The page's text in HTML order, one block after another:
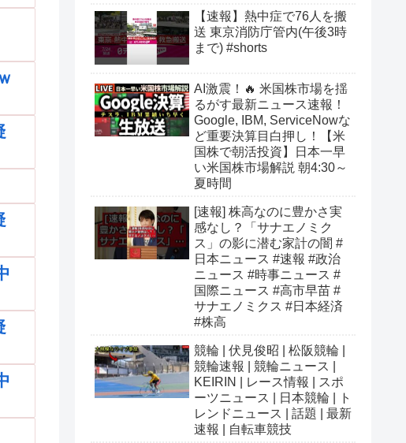
【速報】熱中症で76人を搬
送 東京消防庁管内(午後3時
まで) #shorts
AI激震！🔥 米国株市場を揺
るがす最新ニュース速報！
Google, IBM, ServiceNowな
ど重要決算目白押し！【米
国株で朝活投資】日本一早
い米国株市場解説 朝4:30～
夏時間
[速報] 株高なのに豊かさ実
感なし？「サナエノミク
ス」の影に潜む家計の闇 #
日本ニュース #速報 #政治
ニュース #時事ニュース #
国際ニュース #高市早苗 #
サナエノミクス #日本経済
#株高
競輪 | 伏見俊昭 | 松阪競輪 |
競輪速報 | 競輪ニュース |
KEIRIN | レース情報 | スポ
ーツニュース | 日本競輪 | ト
レンドニュース | 話題 | 最新
速報 | 自転車競技